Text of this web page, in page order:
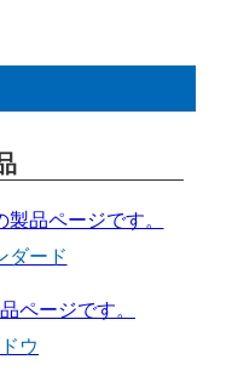
ダード
ウ